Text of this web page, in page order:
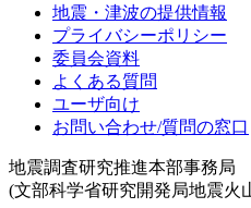
地震・津波の提供情報
プライバシーポリシー
委員会資料
よくある質問
ユーザ向け
お問い合わせ/質問の窓口
地震調査研究推進本部事務局
(文部科学省研究開発局地震火